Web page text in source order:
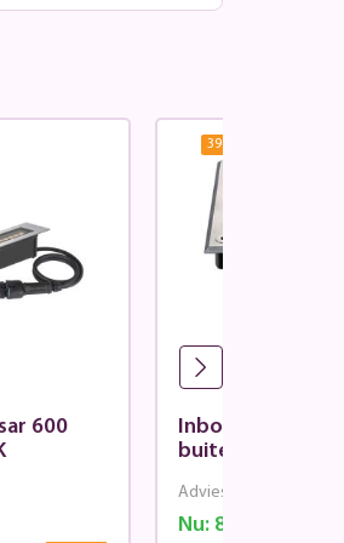
600
39.11
Inbouwpot
buiten
Nu: 83,99
Adviesprijs: